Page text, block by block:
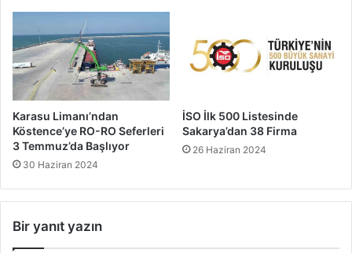
Karasu Limanı’ndan
Köstence’ye RO-RO Seferleri
3 Temmuz’da Başlıyor
30 Haziran 2024
İSO İlk 500 Listesinde
Sakarya’dan 38 Firma
26 Haziran 2024
Bir yanıt yazın